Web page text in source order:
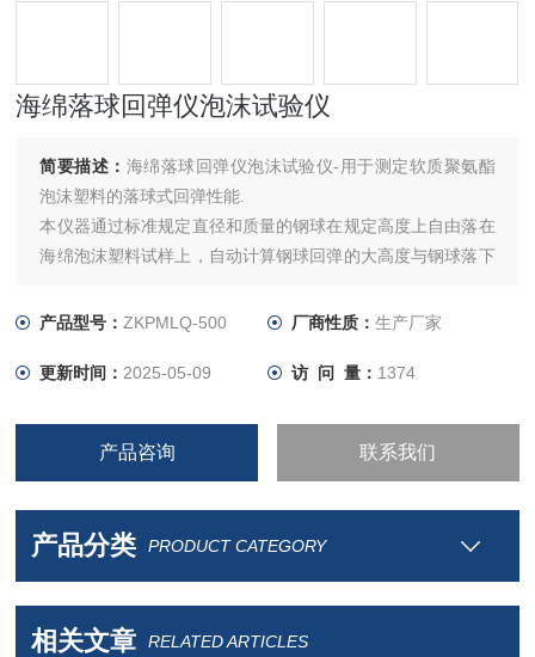
海绵落球回弹仪泡沫试验仪
简要描述： 海绵落球回弹仪泡沫试验仪-用于测定软质聚氨酯
泡沫塑料的落球式回弹性能.
本仪器通过标准规定直径和质量的钢球在规定高度上自由落在
海绵泡沫塑料试样上，自动计算钢球回弹的大高度与钢球落下
弹性能。
产品型号：ZKPMLQ-500 厂商性质： 生产厂家
更新时间： 2025-05-09 访 问 量： 1374
产品咨询 联系我们
产品分类 PRODUCT CATEGORY
相关文章 RELATED ARTICLES